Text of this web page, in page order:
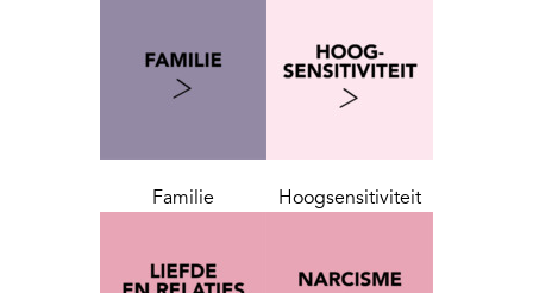
Familie Hoogsensitiviteit